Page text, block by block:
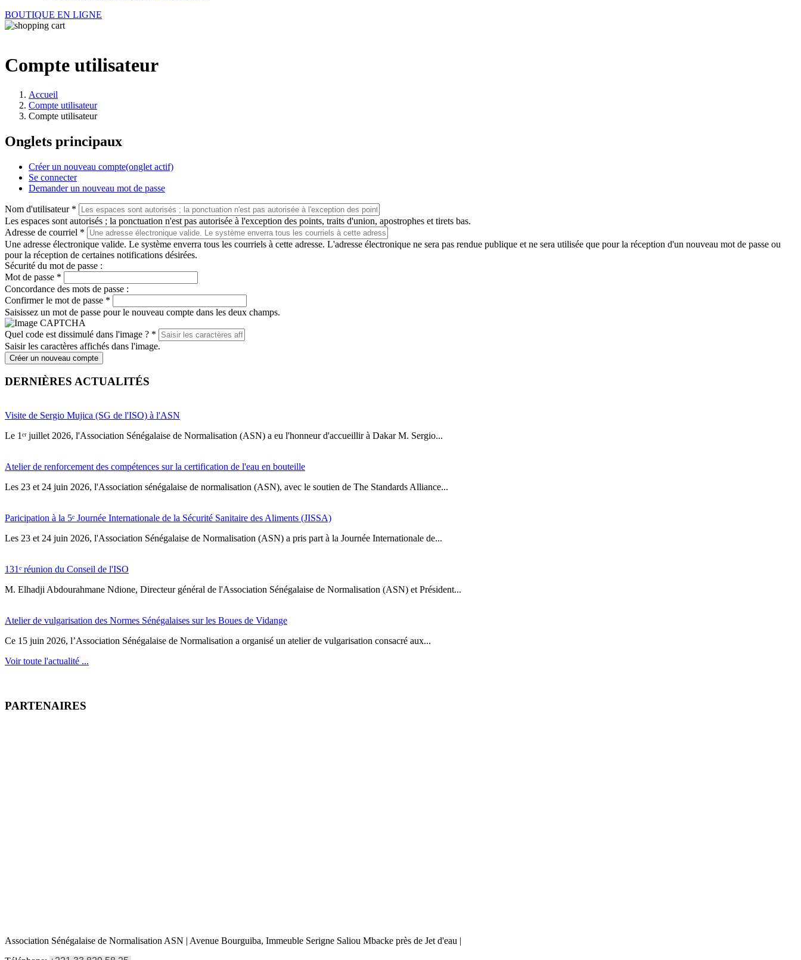
BOUTIQUE EN LIGNE
Compte utilisateur
Accueil
Compte utilisateur
Compte utilisateur
Onglets principaux
Créer un nouveau compte(onglet actif)
Se connecter
Demander un nouveau mot de passe
Nom d'utilisateur *
Les espaces sont autorisés ; la ponctuation n'est pas autorisée à l'exception des points, traits d'union, apostrophes et tirets bas.
Adresse de courriel *
Une adresse électronique valide. Le système enverra tous les courriels à cette adresse. L'adresse électronique ne sera pas rendue publique et ne sera utilisée que pour la réception d'un nouveau mot de passe ou
pour la réception de certaines notifications désirées.
Sécurité du mot de passe :
Mot de passe *
Concordance des mots de passe :
Confirmer le mot de passe *
Saisissez un mot de passe pour le nouveau compte dans les deux champs.
Quel code est dissimulé dans l'image ? *
Saisir les caractères affichés dans l'image.
Créer un nouveau compte
DERNIÈRES ACTUALITÉS
Visite de Sergio Mujica (SG de l'ISO) à l'ASN
Le 1ᵉʳ juillet 2026, l'Association Sénégalaise de Normalisation (ASN) a eu l'honneur d'accueillir à Dakar M. Sergio...
Atelier de renforcement des compétences sur la certification de l'eau en bouteille
Les 23 et 24 juin 2026, l'Association sénégalaise de normalisation (ASN), avec le soutien de The Standards Alliance...
Paricipation à la 5ᵉ Journée Internationale de la Sécurité Sanitaire des Aliments (JISSA)
‎Les 23 et 24 juin 2026, l'Association Sénégalaise de Normalisation (ASN) a pris part à la Journée Internationale de...
131ᵉ réunion du Conseil de l'ISO
M. Elhadji Abdourahmane Ndione, Directeur général de l'Association Sénégalaise de Normalisation (ASN) et Président...
Atelier de vulgarisation des Normes Sénégalaises sur les Boues de Vidange
Ce 15 juin 2026, l’Association Sénégalaise de Normalisation a organisé un atelier de vulgarisation consacré aux...
Voir toute l'actualité ...
PARTENAIRES
Association Sénégalaise de Normalisation ASN | Avenue Bourguiba, Immeuble Serigne Saliou Mbacke près de Jet d'eau |